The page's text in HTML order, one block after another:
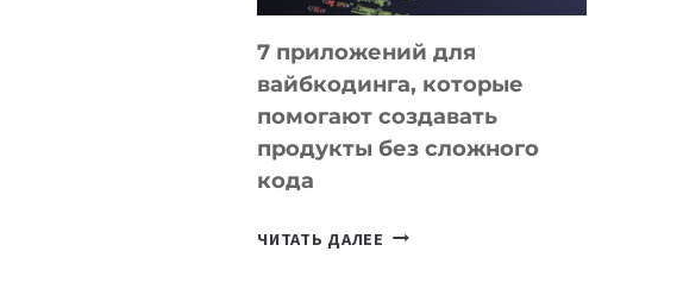
7 приложений для
вайбкодинга, которые
помогают создавать
продукты без сложного
кода
ЧИТАТЬ ДАЛЕЕ